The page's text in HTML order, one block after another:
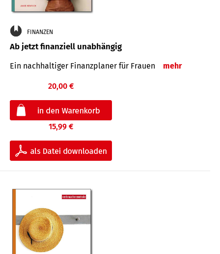
FINANZEN
Ab jetzt finanziell unabhängig
Ein nachhaltiger Finanzplaner für Frauen mehr
20,00 €
15,99 €